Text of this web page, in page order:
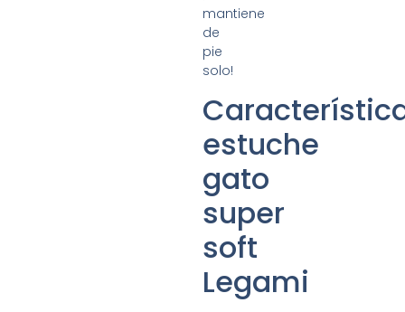
mantiene
de
pie
solo!
estuche
gato
super
soft
Legami